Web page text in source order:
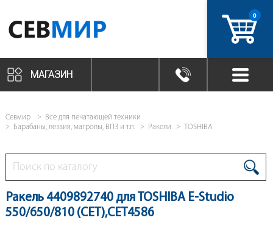
0
МАГАЗИН
Севмир
Все для печатающей техники
Барабаны, лезвия, магролы, ВПЗ и т.п.
Ракели TOSHIBA
Ракель 4409892740 для TOSHIBA E-Studio
550/650/810 (CET),CET4586